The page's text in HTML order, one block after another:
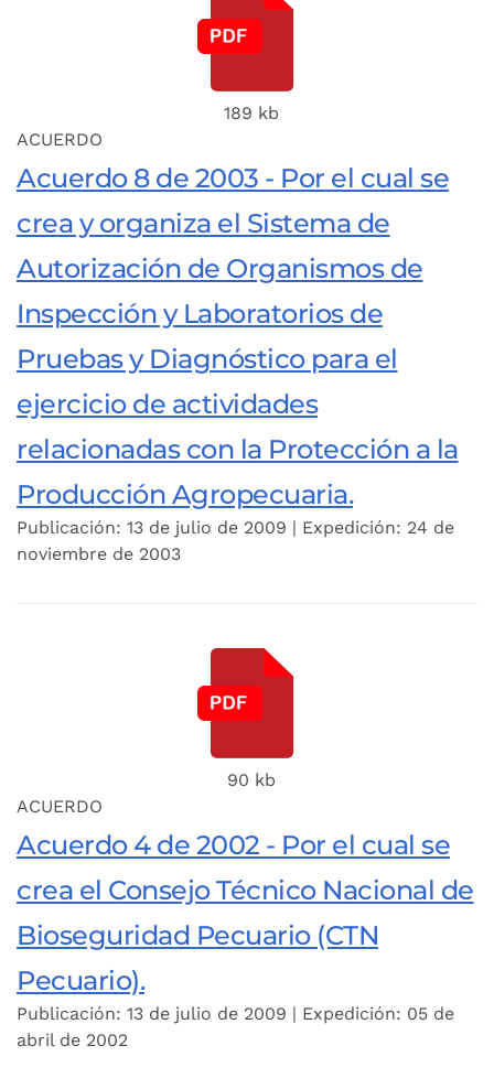
189 kb
ACUERDO
Acuerdo 8 de 2003 - Por el cual se
crea y organiza el Sistema de
Autorización de Organismos de
Inspección y Laboratorios de
Pruebas y Diagnóstico para el
ejercicio de actividades
relacionadas con la Protección a la
Producción Agropecuaria.
Publicación: 13 de julio de 2009 | Expedición: 24 de
noviembre de 2003
90 kb
ACUERDO
Acuerdo 4 de 2002 - Por el cual se
crea el Consejo Técnico Nacional de
Bioseguridad Pecuario (CTN
Pecuario).
Publicación: 13 de julio de 2009 | Expedición: 05 de
abril de 2002